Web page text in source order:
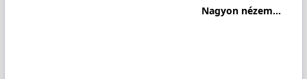
Nagyon nézem...